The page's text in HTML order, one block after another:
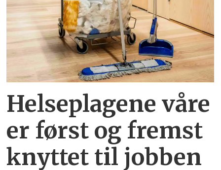
Helseplagene våre
er først og fremst
knyttet til jobben